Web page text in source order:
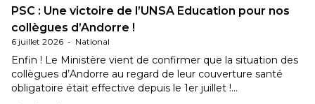
PSC : Une victoire de l’UNSA Education pour nos
collègues d’Andorre !
6 juillet 2026 - National
Enfin ! Le Ministère vient de confirmer que la situation des
collègues d’Andorre au regard de leur couverture santé
obligatoire était effective depuis le 1er juillet !…